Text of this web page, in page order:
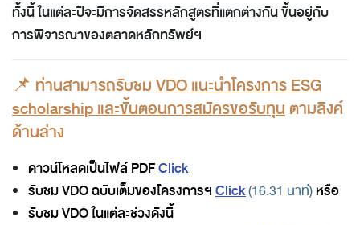
ทั้งนี้ ในแต่ละปีจะมีการจัดสรรหลักสูตรที่แตกต่างกัน ขึ้นอยู่กับ
การพิจารณาของตลาดหลักทรัพย์ฯ
📌 ท่านสามารถรับชมVDO แนะนำโครงการ ESG
scholarship และขั้นตอนการสมัครขอรับทุนตามลิงค์
ด้านล่าง
ดาวน์โหลดเป็นไฟล์ PDFClick
รับชม VDO ฉบับเต็มของโครงการฯClick(16.31 นาที)หรือ
รับชม VDO ในแต่ละช่วงดังนี้